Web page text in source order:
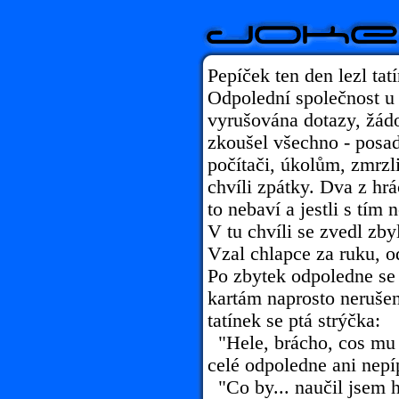
Pepíček ten den lezl
Odpolední společnost
vyrušována dotazy,
zkoušel všechno -
počítači, úkolům,
chvíli zpátky. Dva z
to nebaví a jestli s tím
V tu chvíli se zvedl
Vzal chlapce za ruku,
Po zbytek odpoledne
kartám naprosto
tatínek se ptá strýčka:
"Hele, brácho, cos
celé odpoledne ani
"Co by... naučil jsem